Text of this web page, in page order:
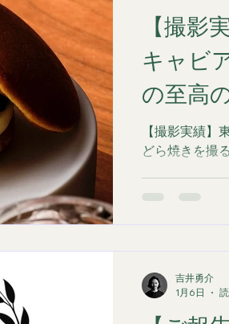
【撮影
キャビ
の至高
【撮影実績】
どら焼きを撮る
吉井勇介
1月6日